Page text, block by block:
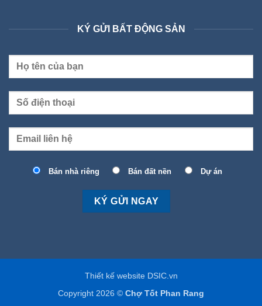
KÝ GỬI BẤT ĐỘNG SẢN
Bán nhà riêng Bán đất nền Dự án
Thiết kế website DSIC.vn
Copyright 2026 © Chợ Tốt Phan Rang